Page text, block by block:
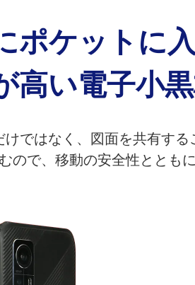
ポケットに
高い電子小黒
ではなく、図面を共有す
で、移動の安全性ととも